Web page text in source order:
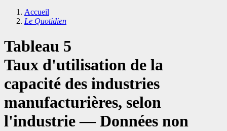
Accueil
Le Quotidien
Tableau 5
Taux d'utilisation de la
capacité des industries
manufacturières, selon
l'industrie — Données non